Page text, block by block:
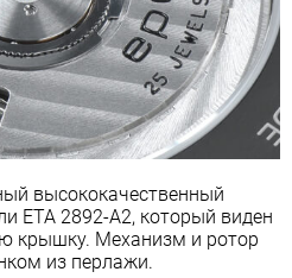
высококачественный
ETA 2892-A2, который виден
крышку. Механизм и ротор
из перлажи.